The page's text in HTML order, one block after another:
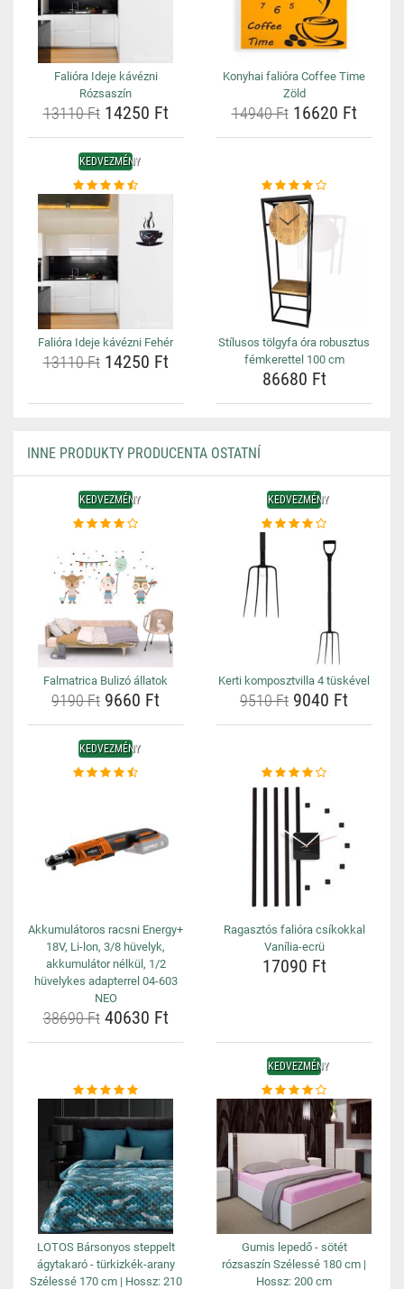
Falióra Ideje kávézni
Rózsaszín
13110 Ft14250 Ft
Konyhai falióra Coffee Time
Zöld
14940 Ft16620 Ft
KEDVEZMÉNY
Falióra Ideje kávézni Fehér
13110 Ft14250 Ft
Stílusos tölgyfa óra robusztus
fémkerettel 100 cm
86680 Ft
INNE PRODUKTY PRODUCENTA OSTATNÍ
KEDVEZMÉNY
Falmatrica Bulizó állatok
9190 Ft 9660 Ft
KEDVEZMÉNY
Kerti komposztvilla 4 tüskével
9510 Ft 9040 Ft
KEDVEZMÉNY
Akkumulátoros racsni Energy+
18V, Li-lon, 3/8 hüvelyk,
akkumulátor nélkül, 1/2
hüvelykes adapterrel 04-603
NEO
38690 Ft40630 Ft
Ragasztós falióra csíkokkal
Vanília-ecrü
17090 Ft
LOTOS Bársonyos steppelt
ágytakaró - türkizkék-arany
Szélessé 170 cm | Hossz: 210
KEDVEZMÉNY
Gumis lepedő - sötét
rózsaszín Szélessé 180 cm |
Hossz: 200 cm